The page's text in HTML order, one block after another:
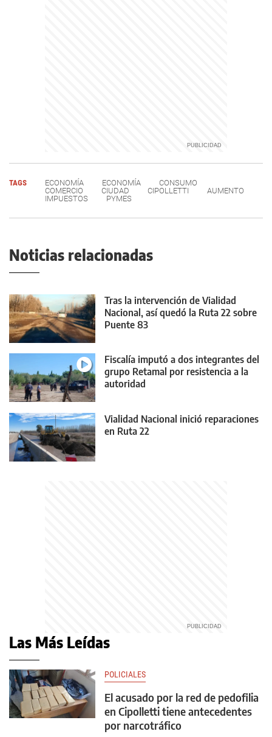
TAGS ECONOMÍA ECONOMÍA
CONSUMO
COMERCIO
CIUDAD CIPOLLETTI
AUMENTO
IMPUESTOS
PYMES
Noticias relacionadas
Tras la intervención de Vialidad
Nacional, así quedó la Ruta 22 sobre
Puente 83
Fiscalía imputó a dos integrantes del
grupo Retamal por resistencia a la
autoridad
Vialidad Nacional inició reparaciones
en Ruta 22
Las Más Leídas
POLICIALES
El acusado por la red de pedofilia
en Cipolletti tiene antecedentes
por narcotráfico